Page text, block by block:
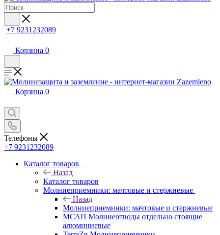
+7 9231232089
Корзина 0
Корзина 0
Телефоны
+7 9231232089
Каталог товаров
Назад
Каталог товаров
Молниеприемники: мачтовые и стержневые
Назад
Молниеприемники: мачтовые и стержневые
МСАП Молниеотводы отдельно стоящие
алюминиевые